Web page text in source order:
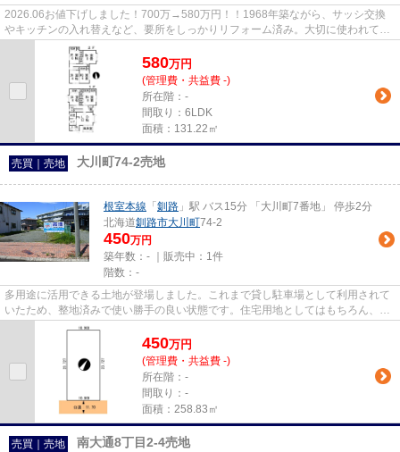
2026.06お値下げしました！700万→580万円！！1968年築ながら、サッシ交換
やキッチンの入れ替えなど、要所をしっかりリフォーム済み。大切に使われてき
たお家なので、まだまだ快適にお...
580万円
(管理費・共益費 -)
所在階：-
間取り：6LDK
面積：131.22㎡
売買｜売地 大川町74-2売地
根室本線 「 釧路 」駅 バス15分 「大川町7番地」 停歩2分
北海道釧路市大川町74-2
450万円
築年数：- ｜販売中： 1件
階数：-
多用途に活用できる土地が登場しました。これまで貸し駐車場として利用されて
いたため、整地済みで使い勝手の良い状態です。住宅用地としてはもちろん、事
務所・店舗・駐車場など、幅...
450万円
(管理費・共益費 -)
所在階：-
間取り：-
面積：258.83㎡
売買｜売地 南大通8丁目2-4売地